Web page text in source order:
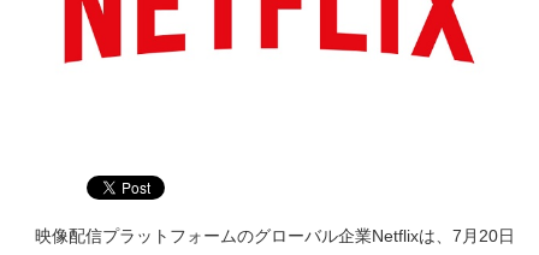
映像配信プラットフォームのグローバル企業Netflixは、7月20日